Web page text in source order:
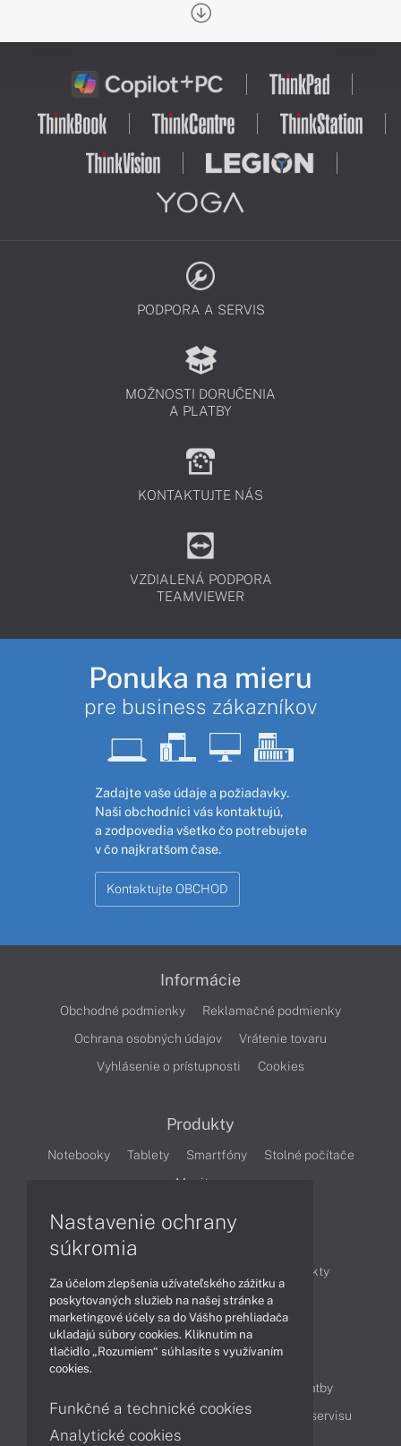
používa štandardy MIL-STD 810G,
aby pomohla svojim produktom
vybalení z krabice.
PODPORA A SERVIS
MOŽNOSTI DORUČENIA
A PLATBY
KONTAKTUJTE NÁS
VZDIALENÁ PODPORA
TEAMVIEWER
Ponuka na mieru
pre business zákazníkov
Zadajte vaše údaje a požiadavky.
Naši obchodníci vás kontaktujú,
a zodpovedia všetko čo potrebujete
v čo najkratšom čase.
Kontaktujte OBCHOD
Informácie
Obchodné podmienky
Reklamačné podmienky
Ochrana osobných údajov
Vrátenie tovaru
Vyhlásenie o prístupnosti
Cookies
Produkty
Notebooky Tablety Smartfóny
Stolné počítače
Monitory
Produkty
Technológie
Videá
Obsah
Možnosti doručenia a platby
Podpora a servis
Servisné služby Cenník servisu
Nastavenie ochrany
súkromia
Za účelom zlepšenia užívateľského zážitku a
poskytovaných služieb na našej stránke a
marketingové účely sa do Vášho prehliadača
ukladajú súbory cookies. Kliknutím na
tlačidlo „Rozumiem“ súhlasíte s využívaním
cookies.
Funkčné a technické cookies
Analytické cookies